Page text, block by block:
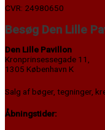
CVR: 24980650
Besøg Den Lille
Den Lille Pavillon
Kronprinsessegade 11,
1305 København K
Salg af bøger, tegninger,
Åbningstider: